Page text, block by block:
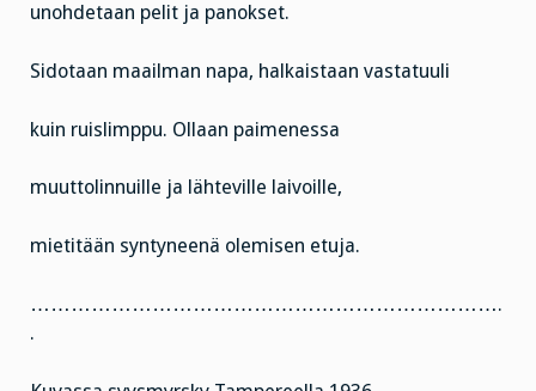
unohdetaan pelit ja panokset.
Sidotaan maailman napa, halkaistaan vastatuuli
kuin ruislimppu. Ollaan paimenessa
muuttolinnuille ja lähteville laivoille,
mietitään syntyneenä olemisen etuja.
…………………………………………………………….
.